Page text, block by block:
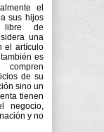
el
sus hijos
libre de
una
el artículo
es
de su
sino un
tienen
negocio,
y no